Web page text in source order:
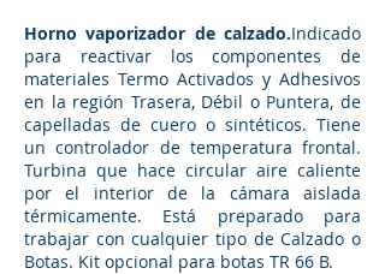
Horno vaporizador de calzado.Indicado
para reactivar los componentes de
materiales Termo Activados y Adhesivos
en la región Trasera, Débil o Puntera, de
capelladas de cuero o sintéticos. Tiene
un controlador de temperatura frontal.
Turbina que hace circular aire caliente
por el interior de la cámara aislada
térmicamente. Está preparado para
trabajar con cualquier tipo de Calzado o
Botas. Kit opcional para botas TR 66 B.